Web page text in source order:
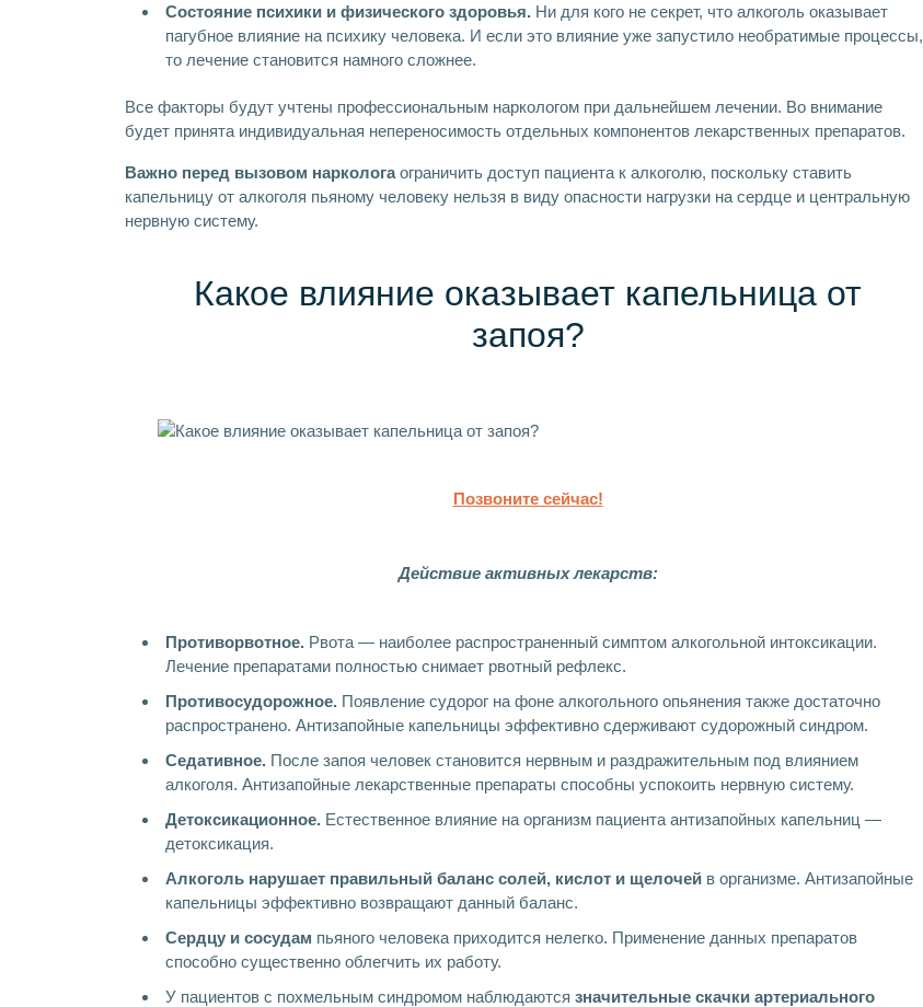
Состояние психики и физического здоровья. Ни для кого не секрет, что алкоголь оказывает
пагубное влияние на психику человека. И если это влияние уже запустило необратимые процессы,
то лечение становится намного сложнее.
Все факторы будут учтены профессиональным наркологом при дальнейшем лечении. Во внимание
будет принята индивидуальная непереносимость отдельных компонентов лекарственных препаратов.
Важно перед вызовом наркологаограничить доступ пациента к алкоголю, поскольку ставить
капельницу от алкоголя пьяному человеку нельзя в виду опасности нагрузки на сердце и центральную
нервную систему.
Какое влияние оказывает капельница от
запоя?
Позвоните сейчас!
Действие активных лекарств:
Противорвотное. Рвота — наиболее распространенный симптом алкогольной интоксикации.
Лечение препаратами полностью снимает рвотный рефлекс.
Противосудорожное. Появление судорог на фоне алкогольного опьянения также достаточно
распространено. Антизапойные капельницы эффективно сдерживают судорожный синдром.
Седативное. После запоя человек становится нервным и раздражительным под влиянием
алкоголя. Антизапойные лекарственные препараты способны успокоить нервную систему.
Детоксикационное. Естественное влияние на организм пациента антизапойных капельниц —
детоксикация.
Алкоголь нарушает правильный баланс солей, кислот и щелочей в организме. Антизапойные
капельницы эффективно возвращают данный баланс.
Сердцу и сосудам пьяного человека приходится нелегко. Применение данных препаратов
способно существенно облегчить их работу.
У пациентов с похмельным синдромом наблюдаются значительные скачки артериального